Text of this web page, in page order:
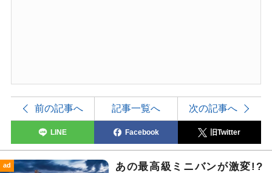
前の記事へ 記事一覧へ 次の記事へ
LINE Facebook 旧Twitter
ad
あの最高級ミニバンが激変!?